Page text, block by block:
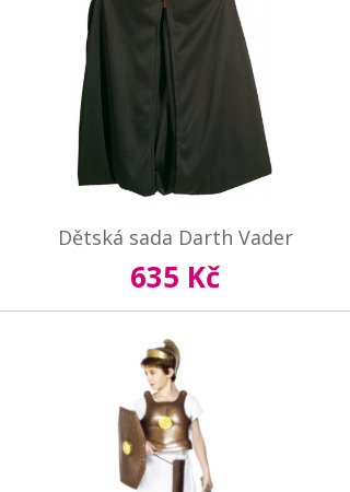
Dětská sada Darth Vader
635 Kč